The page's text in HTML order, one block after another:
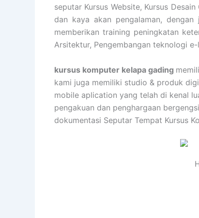
seputar Kursus Website, Kursus
dan kaya akan pengalaman,
memberikan training peningkatan
Arsitektur, Pengembangan teknologi
kursus komputer kelapa gading
kami juga memiliki studio & produk
mobile aplication yang telah di kenal
pengakuan dan penghargaan
dokumentasi Seputar Tempat Kursus